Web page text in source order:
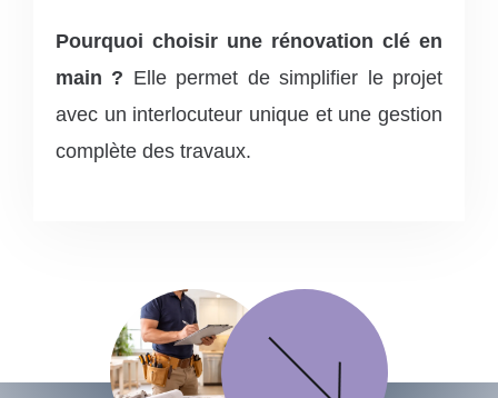
Pourquoi choisir une rénovation clé en
main ? Elle permet de simplifier le projet
avec un interlocuteur unique et une gestion
complète des travaux.